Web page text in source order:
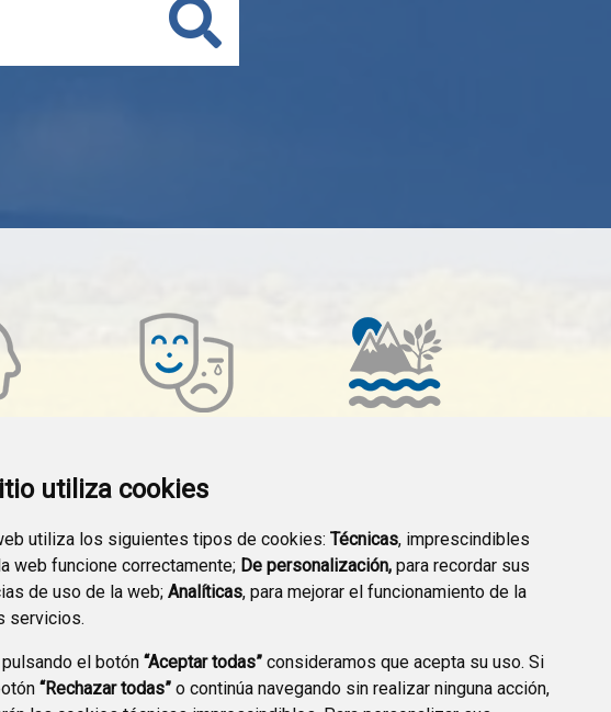
utiliza cookies
utiliza los siguientes tipos de cookies: Técnicas, imprescindibles
web funcione correctamente; De personalización, para recordar sus
de uso de la web; Analíticas, para mejorar el funcionamiento de la
servicios.
el botón “Aceptar todas” consideramos que acepta su uso. Si
“Rechazar todas” o continúa navegando sin realizar ninguna acción,
Buscar